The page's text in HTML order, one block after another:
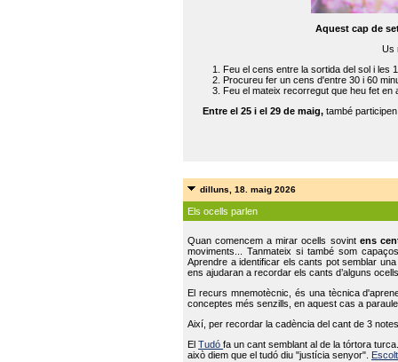
Aquest cap de
Us
Feu el cens entre la sortida del sol i les
Procureu fer un cens d'entre 30 i 60
Feu el mateix recorregut que heu fet en
Entre el 25 i el 29 de maig, també
dilluns, 18. maig 2026
Els ocells parlen
Quan comencem a mirar ocells sovint ens
moviments... Tanmateix si també som
Aprendre a identificar els cants pot semblar
ens ajudaran a recordar els cants d’alguns
El recurs mnemotècnic, és una tècnica
conceptes més senzills, en aquest cas a
Així, per recordar la cadència del cant de 3
ElTudófa un cant semblant al de la tórtora
això diem que el tudó diu "justícia senyor".